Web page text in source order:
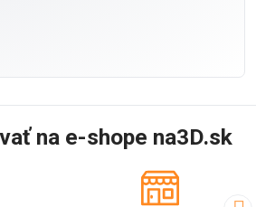
na e-shope na3D.sk